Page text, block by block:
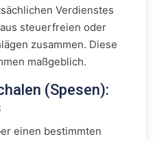
Verdienstes
steuerfreien oder
zusammen. Diese
maßgeblich.
(Spesen):
einen bestimmten